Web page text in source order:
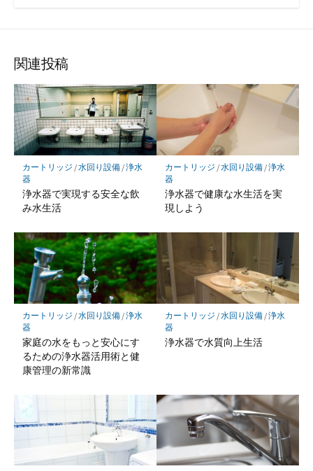
関連投稿
カートリッジ /水回り設備/浄水
器
浄水器で実現する安全な飲
み水生活
カートリッジ /水回り設備/浄水
器
浄水器で健康な水生活を実
現しよう
カートリッジ /水回り設備/浄水
器
家庭の水をもっと安心にす
るための浄水器活用術と健
康管理の新常識
カートリッジ /水回り設備/浄水
器
浄水器で水質向上生活